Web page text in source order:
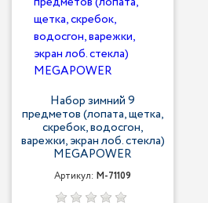
Набор зимний 9
предметов (лопата, щетка,
скребок, водосгон,
варежки, экран лоб. стекла)
MEGAPOWER
Артикул: M-71109